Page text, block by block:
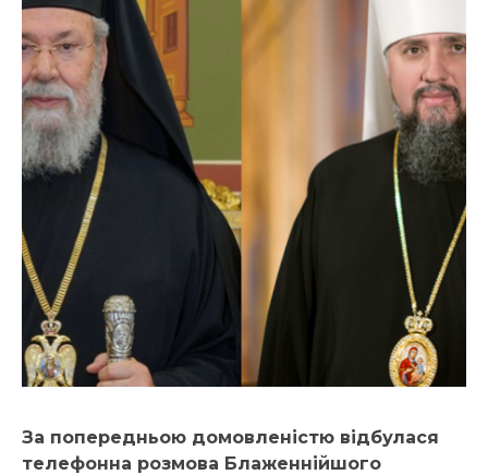
За попередньою домовленістю відбулася
телефонна розмова Блаженнійшого